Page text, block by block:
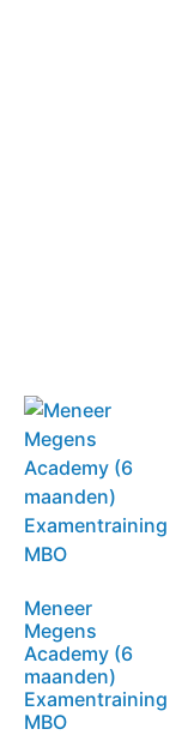
Meneer
Megens
Academy (6
maanden)
Examentraining
MBO